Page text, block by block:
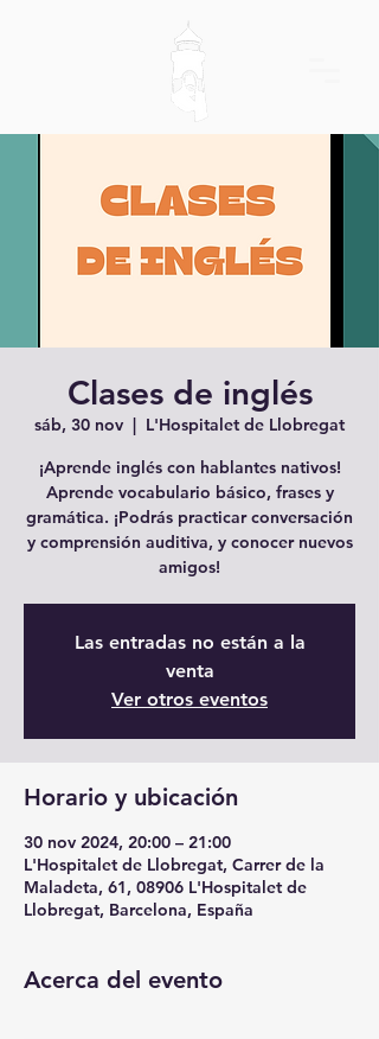
Clases de inglés
sáb, 30 nov
  |
L'Hospitalet de Llobregat
¡Aprende inglés con hablantes nativos!
Aprende vocabulario básico, frases y
gramática. ¡Podrás practicar conversación
y comprensión auditiva, y conocer nuevos
amigos!
Las entradas no están a la
venta
Ver otros eventos
Horario y ubicación
30 nov 2024, 20:00 – 21:00
L'Hospitalet de Llobregat, Carrer de la
Maladeta, 61, 08906 L'Hospitalet de
Llobregat, Barcelona, España
Acerca del evento